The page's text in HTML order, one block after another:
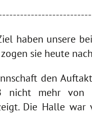
haben unsere
sie heute
den
nicht mehr von
Die Halle